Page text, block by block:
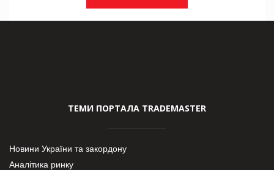
ТЕМИ ПОРТАЛА TRADEMASTER
Новини України та закордону
Аналітика ринку